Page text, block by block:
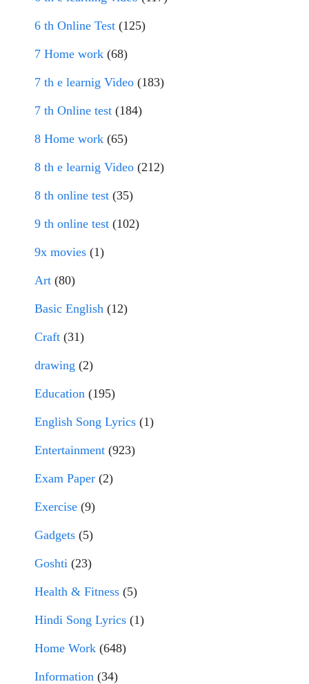
6 th Online Test (125)
7 Home work (68)
7 th e learnig Video (183)
7 th Online test (184)
8 Home work (65)
8 th e learnig Video (212)
8 th online test (35)
9 th online test (102)
9x movies (1)
Art (80)
Basic English (12)
Craft (31)
drawing (2)
Education (195)
English Song Lyrics (1)
Entertainment (923)
Exam Paper (2)
Exercise (9)
Gadgets (5)
Goshti (23)
Health & Fitness (5)
Hindi Song Lyrics (1)
Home Work (648)
Information (34)